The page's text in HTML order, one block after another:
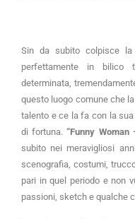
Sin da subito colpisce la
perfettamente in bilico
determinata,
questo luogo comune che
talento e ce la fa con la
di fortuna.“Funny
subito nei meravigliosi
scenografia, costumi,
pari in quel periodo e non
passioni, sketch e qualche